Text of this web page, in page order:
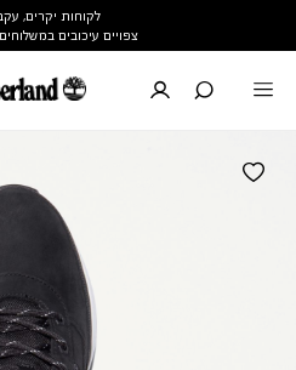
לקוחות יקרים,
צפויים עיכובים